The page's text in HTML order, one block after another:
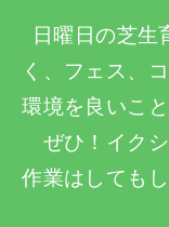
日曜日の芝生
く、フェス、
環境を良いこ
ぜひ！イク
作業はしても